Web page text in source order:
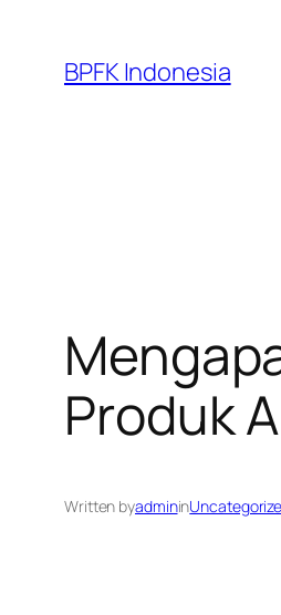
content
BPFK Indonesia
Produk
Written byadminin